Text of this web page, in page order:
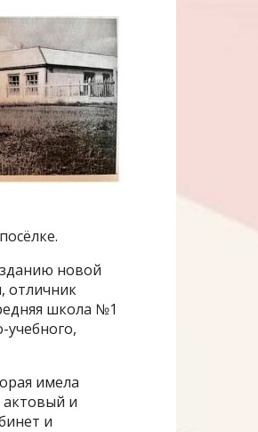
новой
отличник
школа №1
имела
и
и